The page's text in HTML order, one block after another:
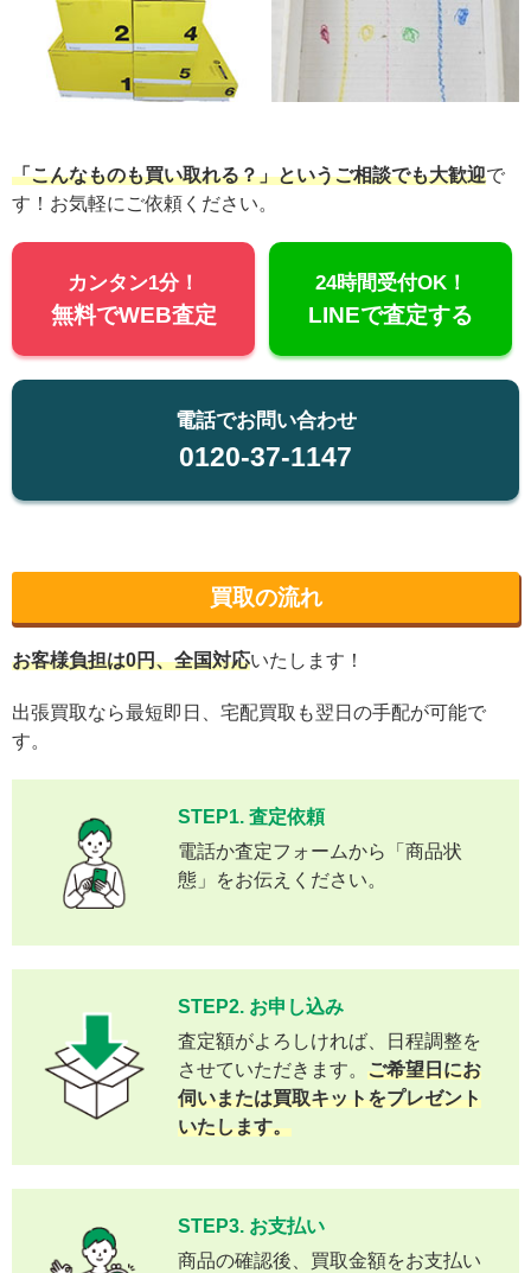
「こんなものも買い取れる？」というご相談でも大歓迎で
す！お気軽にご依頼ください。
カンタン1分！
無料でWEB査定
24時間受付OK！
LINEで査定する
電話でお問い合わせ
0120-37-1147
買取の流れ
お客様負担は0円、全国対応いたします！
出張買取なら最短即日、宅配買取も翌日の手配が可能で
す。
STEP1. 査定依頼
電話か査定フォームから「商品状
態」をお伝えください。
STEP2. お申し込み
査定額がよろしければ、日程調整を
させていただきます。 ご希望日にお
伺いまたは買取キットをプレゼント
いたします。
STEP3. お支払い
商品の確認後、買取金額をお支払い